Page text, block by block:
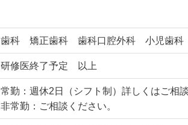
歯科 矯正歯科 歯科口腔外科 小児歯科
研修医終了予定 以上
常勤：週休2日（シフト制）詳しくはご相談
非常勤：ご相談ください。